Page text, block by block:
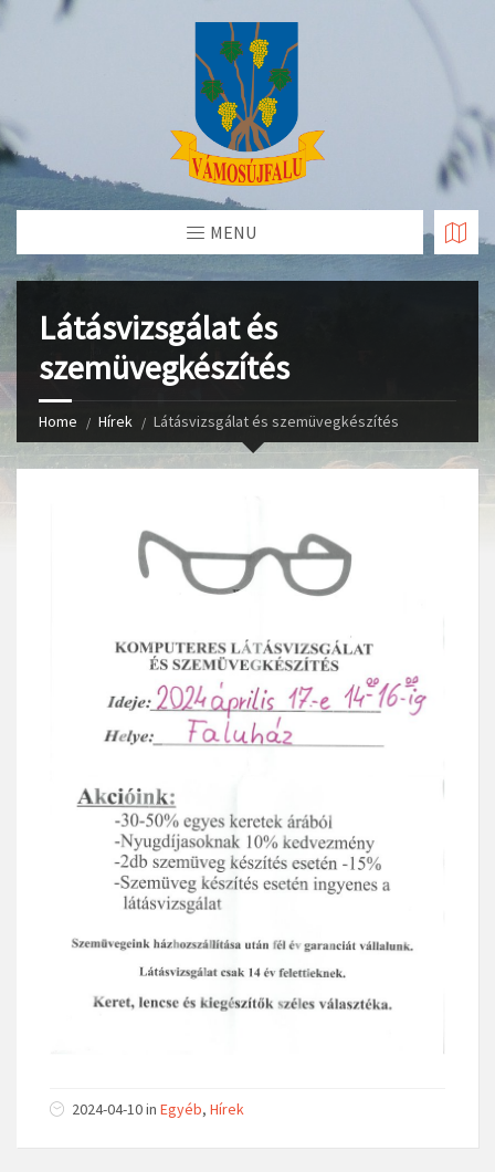
Skip
MENU
Látásvizsgálat és
szemüvegkészítés
Home Hírek Látásvizsgálat és szemüvegkészítés
2024-04-10 in Egyéb, Hírek